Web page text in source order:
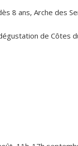
8 ans, Arche des
de Côtes